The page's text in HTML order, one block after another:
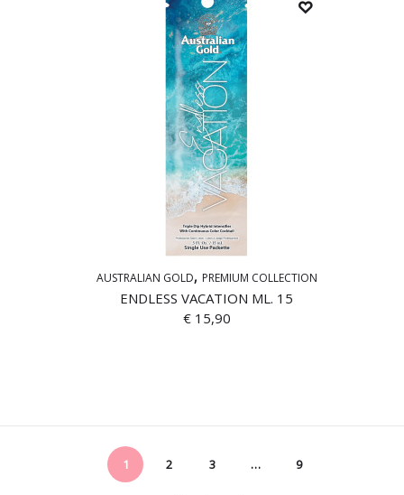
AUSTRALIAN GOLD PREMIUM COLLECTION
ENDLESS VACATION ML. 15
€15,90
1 2 3 … 9